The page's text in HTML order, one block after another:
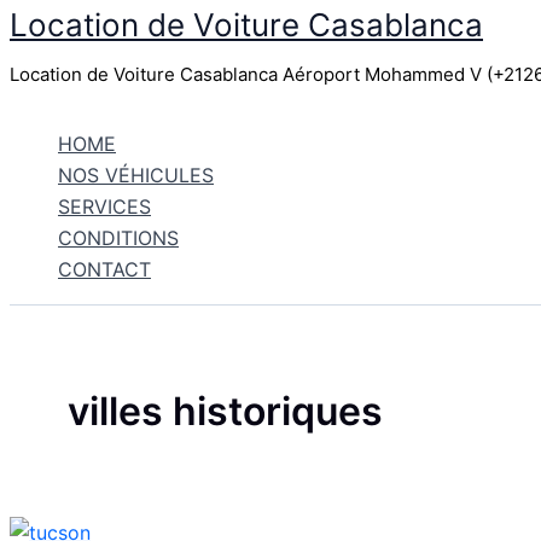
Aller
contenu
Location de Voiture Casablanca
Location de Voiture Casablanca Aéroport Mohammed V
HOME
NOS VÉHICULES
SERVICES
CONDITIONS
CONTACT
villes historiques